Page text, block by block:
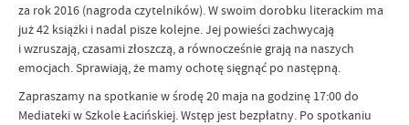
za rok 2016 (nagroda czytelników). W swoim dorobku literackim ma
już 42 książki i nadal pisze kolejne. Jej powieści zachwycają
i wzruszają, czasami złoszczą, a równocześnie grają na naszych
emocjach. Sprawiają, że mamy ochotę sięgnąć po następną.
Zapraszamy na spotkanie w środę 20 maja na godzinę 17:00 do
Mediateki w Szkole Łacińskiej. Wstęp jest bezpłatny. Po spotkaniu